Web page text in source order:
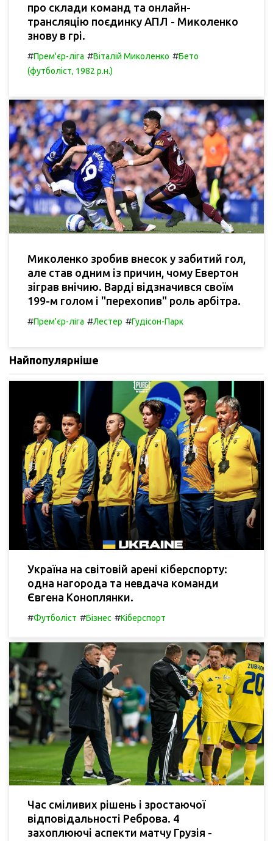
про склади команд та онлайн-
трансляцію поєдинку АПЛ - Миколенко
знову в грі.
#Прем'єр-ліга #Віталій Миколенко #Бето
(футболіст, 1982 р.н.)
Миколенко зробив внесок у забитий гол,
але став одним із причин, чому Евертон
зіграв внічию. Варді відзначився своїм
199-м голом і "перехопив" роль арбітра.
#Прем'єр-ліга #Лестер #Гудісон-Парк
Найпопулярніше
Україна на світовій арені кіберспорту:
одна нагорода та невдача команди
Євгена Коноплянки.
#Футболіст #Бізнес #Кіберспорт
Час сміливих рішень і зростаючої
відповідальності Реброва. 4
захоплюючі аспекти матчу Грузія -